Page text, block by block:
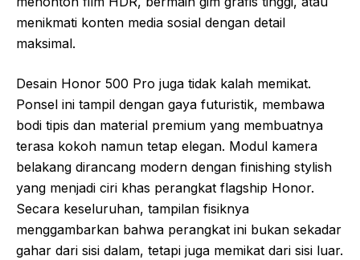
menikmati konten media sosial dengan detail
maksimal.
Desain Honor 500 Pro juga tidak kalah memikat.
Ponsel ini tampil dengan gaya futuristik, membawa
bodi tipis dan material premium yang membuatnya
terasa kokoh namun tetap elegan. Modul kamera
belakang dirancang modern dengan finishing stylish
yang menjadi ciri khas perangkat flagship Honor.
Secara keseluruhan, tampilan fisiknya
menggambarkan bahwa perangkat ini bukan sekadar
gahar dari sisi dalam, tetapi juga memikat dari sisi luar.